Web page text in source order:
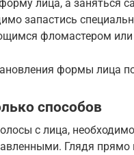
лица, а заняться
запастись
фломастером
формы лица
способов
с лица,
Глядя прямо